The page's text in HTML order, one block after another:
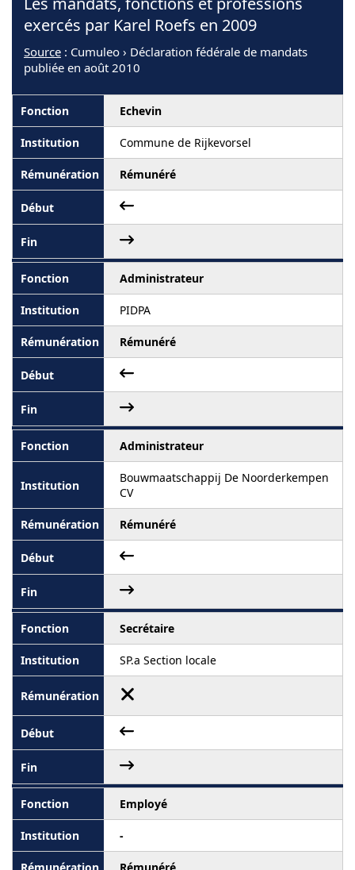
exercés par Karel Roefs en 2009
Source : Cumuleo › Déclaration fédérale de mandats
publiée en août 2010
Echevin
Commune de Rijkevorsel
Rémunéré
Administrateur
PIDPA
Rémunéré
Administrateur
Bouwmaatschappij De Noorderkempen
CV
Rémunéré
Secrétaire
SP.a Section locale
Employé
-